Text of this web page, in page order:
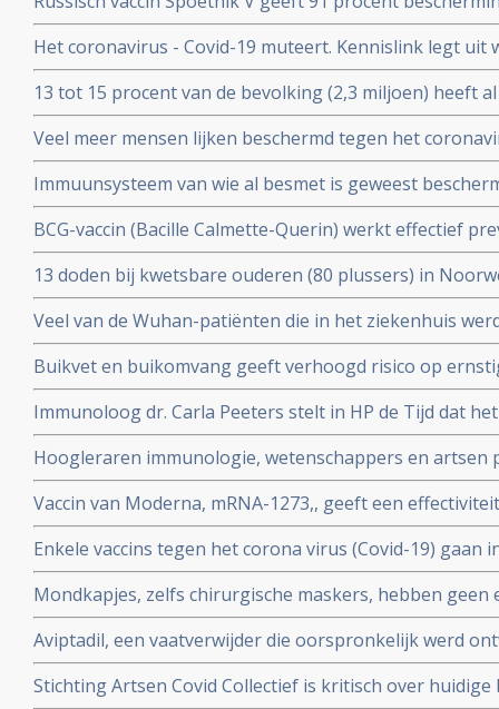
procent bescherming tegen ernstig ziek worden. Blijkt
tussenresultaten
Het coronavirus - Covid-19 muteert. Kennislink legt uit
vaccins bv.
13 tot 15 procent van de bevolking (2,3 miljoen) heeft
coronavirus aangemaakt en hebben al langdurende
opgebouwd. Blijkt uit onderzoek van bloedbank
bloeddonoren.
Veel meer mensen lijken beschermd tegen het
gedacht. Door vroegere besmettingen met
immuniteit opgebouwd.
Immuunsysteem van wie al besmet is geweest
uit ons immuunsysteem ook tegen nieuwe mutaties
Braziliaanse mutaties van het coronavirus - Covid-19
BCG-vaccin (Bacille Calmette-Querin) werkt effectief
ziekten – mogelijk ook tegen COVID-19. RADBOUD
uitstekende resultaten uit studie met ouderen.
13 doden bij kwetsbare ouderen (80 plussers) in
vaccin van Pfizer of Moderna.
Veel van de Wuhan-patiënten die in het ziekenhuis
had zes maanden later nog steeds symptomen, zo
Buikvet en buikomvang geeft verhoogd risico op
coronavirus - Covid-19 blijkt uit Nederlandse studie
Immunoloog dr. Carla Peeters stelt in HP de Tijd dat
risico's is. En onderbouwt dat met ervaringen met het
Hoogleraren immunologie, wetenschappers en artsen
vitamine D tegen Covid-19. Er is steeds meer bewijs
coronavirus - Covid-19
Vaccin van Moderna, mRNA-1273,, geeft een
19 blijkt uit een tussenevaluatie.
Enkele vaccins tegen het corona virus (Covid-19) gaan
onderzocht worden na goede resultaten bij groepen
Mondkapjes, zelfs chirurgische maskers, hebben
tientallen gerandomiseerde studies. Dit in
Nederlandse regering van ons eist.
Aviptadil, een vaatverwijder die oorspronkelijk werd
te behandelen geeft betere overleving bij ernstig zieke
procent versus 27 procent
Stichting Artsen Covid Collectief is kritisch over